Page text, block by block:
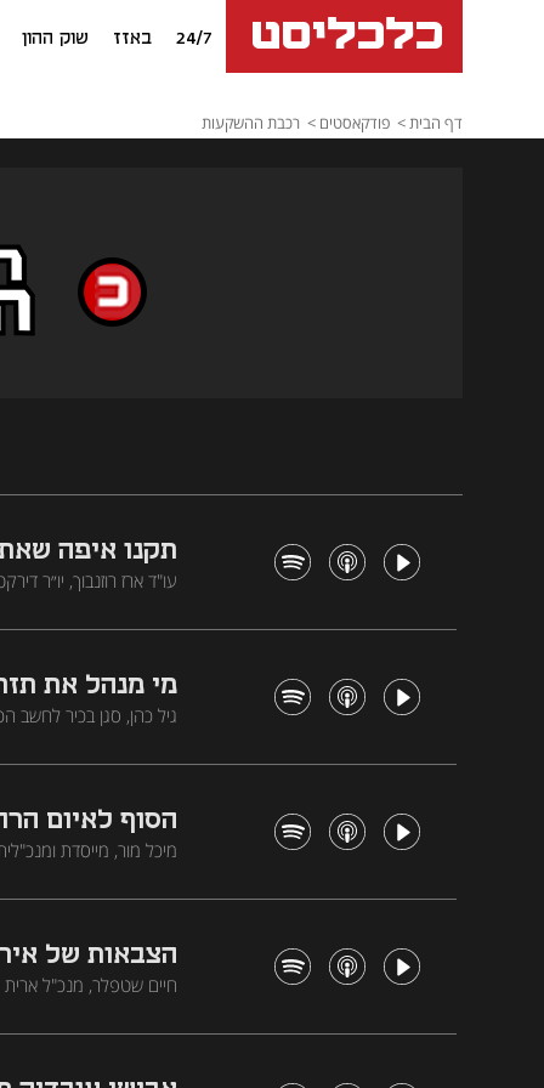
24/7 באזז שוק ההון
דף הבית פודקאסטים רכבת ההשקעות
תקנו איפה
עו"ד ארז רוזנבוך, יו״ר
מי מנהל את
הסוף לאיום
הצבאות של